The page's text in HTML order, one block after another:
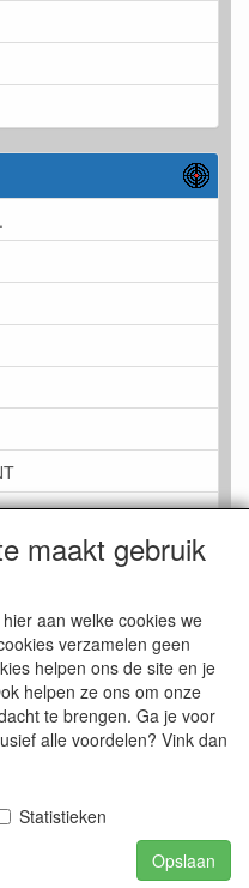
maakt gebruik
aan welke cookies we
verzamelen geen
helpen ons de site en je
helpen ze ons om onze
te brengen. Ga je voor
alle voordelen? Vink dan
Statistieken
Opslaan